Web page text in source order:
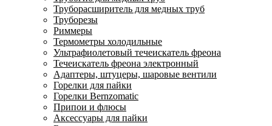
Труборасширитель для медных труб
Труборезы
Риммеры
Термометры холодильные
Ультрафиолетовый течеискатель фреона
Течеискатель фреона электронный
Адаптеры, штуцеры, шаровые вентили
Горелки для пайки
Горелки Bernzomatic
Припои и флюсы
Аксессуары для пайки